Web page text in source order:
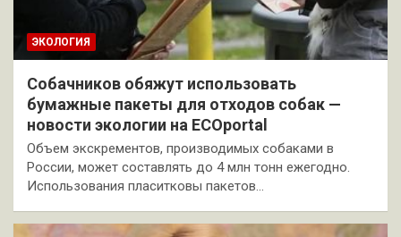
ЭКОЛОГИЯ
Собачников обяжут использовать
бумажные пакеты для отходов собак —
новости экологии на ECOportal
Объем экскрементов, производимых собаками в
России, может составлять до 4 млн тонн ежегодно.
Использования пласитковы пакетов…